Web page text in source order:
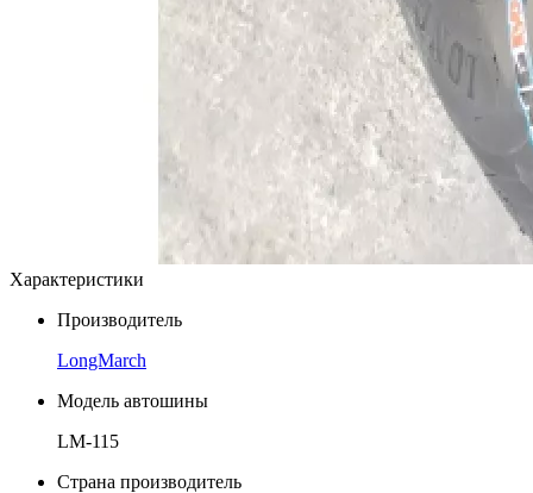
Характеристики
Производитель
LongMarch
Модель автошины
LM-115
Страна производитель